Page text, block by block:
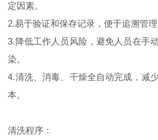
定因素。
2.易于验证和保存记录，便于追溯管理
3.降低工作人员风险，避免人员在手
染。
4.清洗、消毒、干燥全自动完成，减
本。
清洗程序：